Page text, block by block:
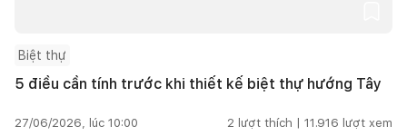
Biệt thự
5 điều cần tính trước khi thiết kế biệt thự hướng Tây
27/06/2026, lúc 10:00 2 lượt thích | 11.916 lượt xem